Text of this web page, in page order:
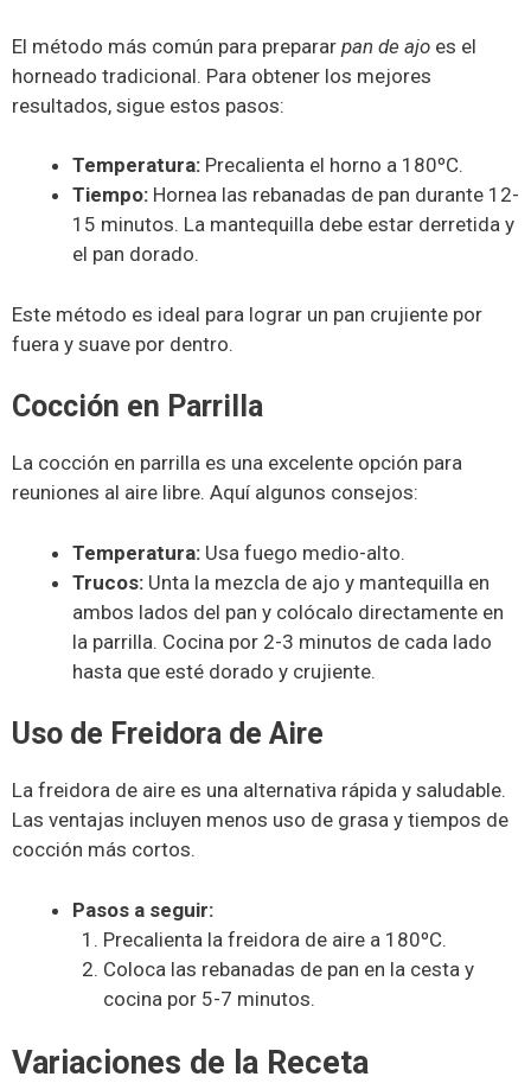
El método más común para preparar pan de ajo es el
horneado tradicional. Para obtener los mejores
resultados, sigue estos pasos:
Temperatura: Precalienta el horno a 180ºC.
Tiempo: Hornea las rebanadas de pan durante 12-
15 minutos. La mantequilla debe estar derretida y
el pan dorado.
Este método es ideal para lograr un pan crujiente por
fuera y suave por dentro.
Cocción en Parrilla
La cocción en parrilla es una excelente opción para
reuniones al aire libre. Aquí algunos consejos:
Temperatura: Usa fuego medio-alto.
Trucos: Unta la mezcla de ajo y mantequilla en
ambos lados del pan y colócalo directamente en
la parrilla. Cocina por 2-3 minutos de cada lado
hasta que esté dorado y crujiente.
Uso de Freidora de Aire
La freidora de aire es una alternativa rápida y saludable.
Las ventajas incluyen menos uso de grasa y tiempos de
cocción más cortos.
Pasos a seguir:
Precalienta la freidora de aire a 180ºC.
Coloca las rebanadas de pan en la cesta y
cocina por 5-7 minutos.
Variaciones de la Receta